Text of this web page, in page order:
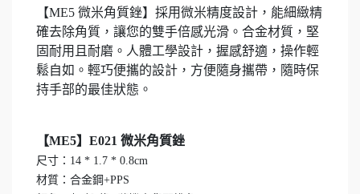
【ME5 微米角質銼】採用微米精度設計，能細緻精
確去除角質，讓您的雙手倍感光滑。合金材質，堅
固耐用且耐磨。人體工學設計，握感舒適，操作輕
鬆自如。輕巧便攜的設計，方便隨身攜帶，隨時保
持手部的最佳狀態。
【ME5】E021 微米角質銼
尺寸：14 * 1.7 * 0.8cm
材質：合金鋼+PPS